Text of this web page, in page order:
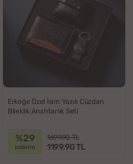
Erkeğe Özel İsim Yazılı Cüzdan
Bileklik Anahtarlık Seti
%29
indirim
1699.90 TL
1199.90 TL